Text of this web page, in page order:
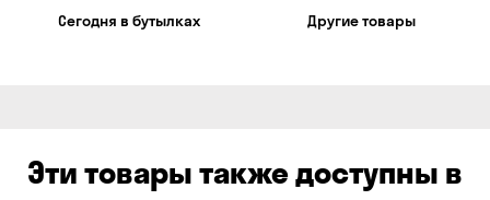
Сегодня в бутылках Другие товары
Эти товары также доступны в